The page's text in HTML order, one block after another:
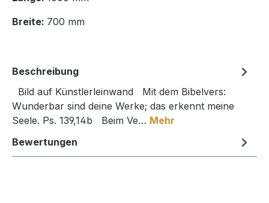
Breite: 700 mm
Beschreibung
Bild auf Künstlerleinwand Mit dem Bibelvers:
Wunderbar sind deine Werke; das erkennt meine
Seele. Ps. 139,14b Beim Ve… Mehr
Bewertungen